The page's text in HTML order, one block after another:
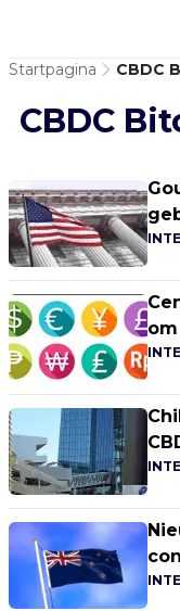
Startpagina CBDC
CBDC